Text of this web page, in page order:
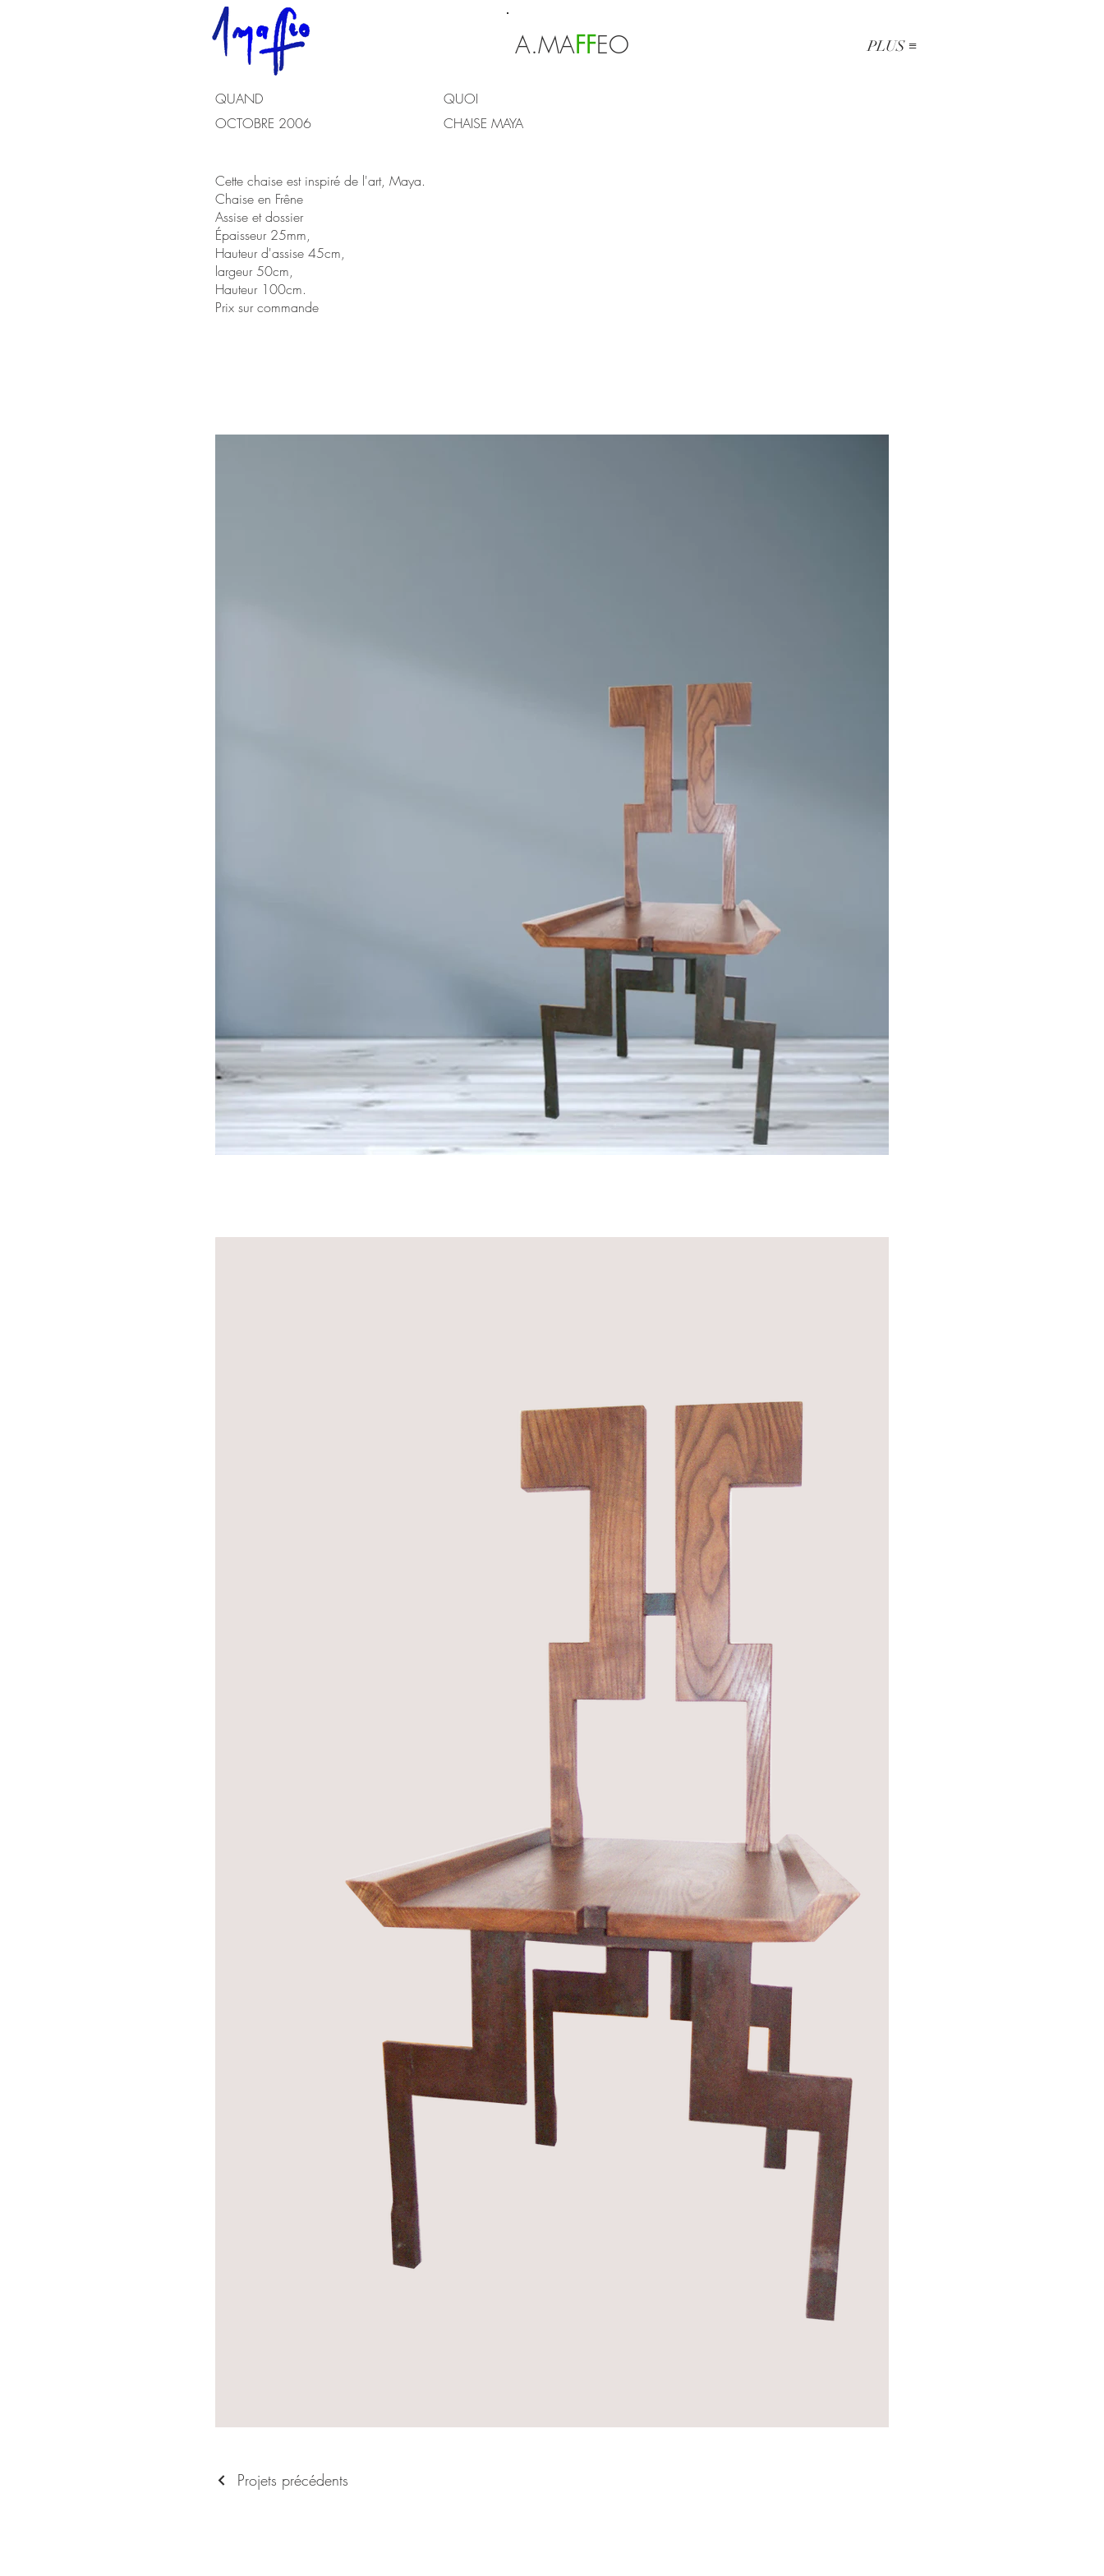
A.MAFFEO PLUS ≡
QUAND
OCTOBRE 2006
QUOI
CHAISE MAYA
Cette chaise est inspiré de l'art, Maya.
Chaise en Frêne
Assise et dossier
Épaisseur 25mm,
Hauteur d'assise 45cm,
largeur 50cm,
Hauteur 100cm.
Prix sur commande
Projets précédents